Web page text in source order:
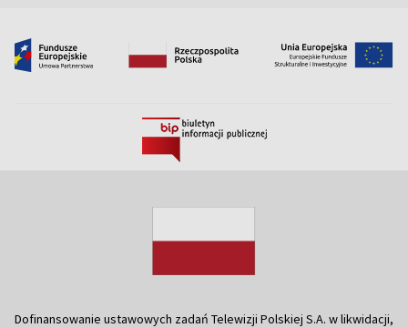
Dofinansowanie ustawowych zadań Telewizji Polskiej S.A. w likwidacji,